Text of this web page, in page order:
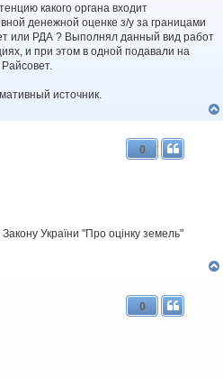
какого органа входит
денежной оценке з/у за границами
или РДА ? Выполнял данный вид работ
и при этом в одной подавали на
источник.
0
України "Про оцінку земель"
0